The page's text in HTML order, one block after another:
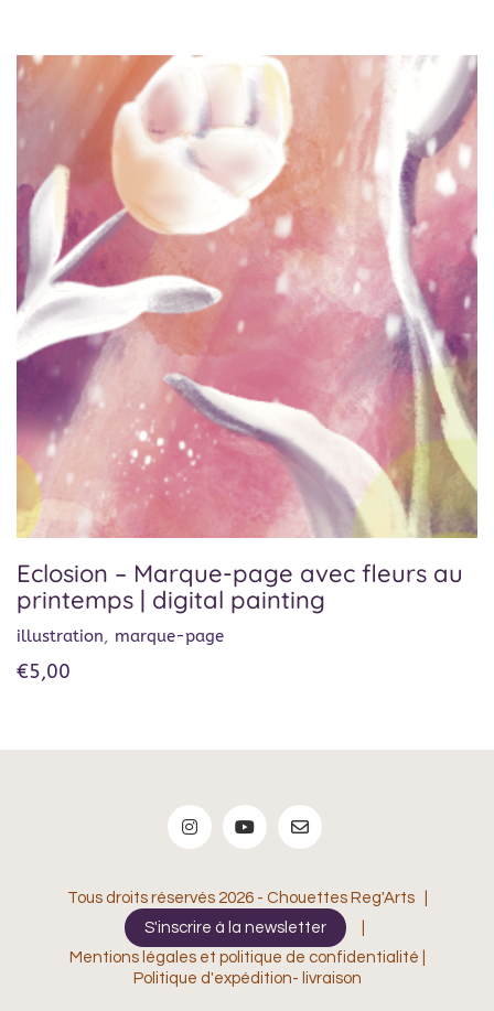
Eclosion – Marque-page avec fleurs au
printemps | digital painting
illustration, marque-page
€5,00
Tous droits réservés 2026 - Chouettes Reg'Arts |
S'inscrire à la newsletter
Mentions légales et politique de confidentialité
Politique d'expédition- livraison